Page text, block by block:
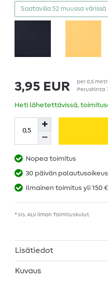
Saatavilla 52 muussa värissä
3,95 EUR per0,5
Perushinta
Heti lähetettävissä,
Nopea toimitus
30 päivän palautusoikeus
Ilmainen toimitus yli 150
* sis. ALV ilman Toimituskulut
Lisätiedot
Kuvaus